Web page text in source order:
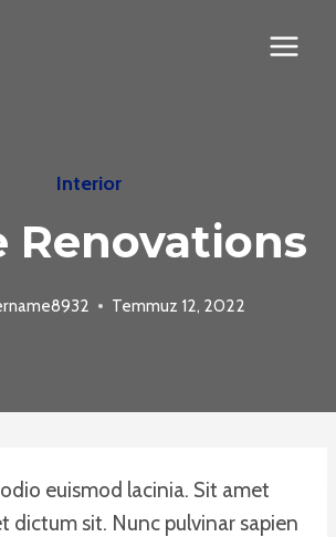
Interior
Renovations
Temmuz 12, 2022
euismod lacinia. Sit amet
dictum sit. Nunc pulvinar sapien